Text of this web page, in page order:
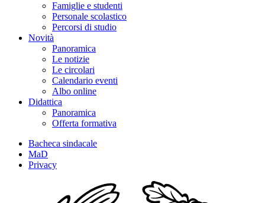
Famiglie e studenti
Personale scolastico
Percorsi di studio
Novità
Panoramica
Le notizie
Le circolari
Calendario eventi
Albo online
Didattica
Panoramica
Offerta formativa
Bacheca sindacale
MaD
Privacy